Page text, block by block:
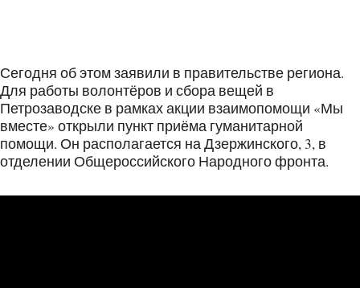
Сегодня об этом заявили в правительстве региона.
Для работы волонтёров и сбора вещей в
Петрозаводске в рамках акции взаимопомощи «Мы
вместе» открыли пункт приёма гуманитарной
помощи. Он располагается на Дзержинского, 3, в
отделении Общероссийского Народного фронта.